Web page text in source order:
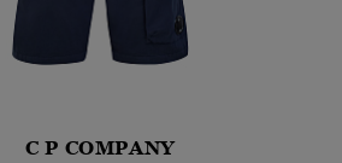
C P COMPANY